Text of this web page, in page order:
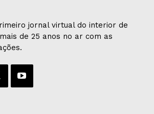
jornal virtual do interior de
de 25 anos no ar com as